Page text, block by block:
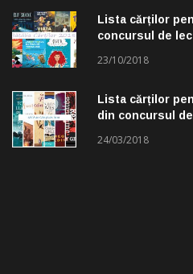
Lista cărților
concursul de
23/10/2018
Lista cărților
din concursul
24/03/2018